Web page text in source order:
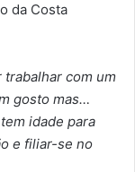
da Costa
trabalhar com um
gosto mas…
idade para
e filiar-se no